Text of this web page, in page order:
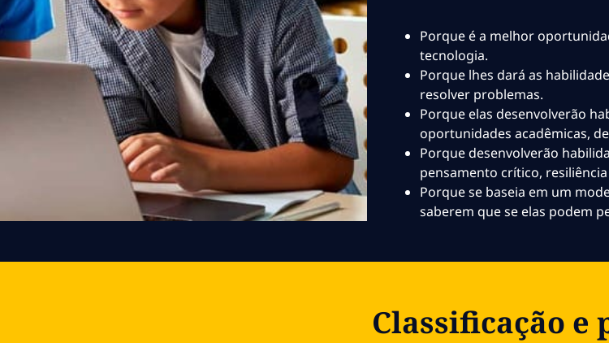
Porque é a melhor
tecnologia.
Porque lhes dará as
resolver problemas.
Porque elas desenvolverão
oportunidades acadêmicas,
Porque desenvolverão
pensamento crítico,
Porque se baseia em um
saberem que se elas podem
Classificação e